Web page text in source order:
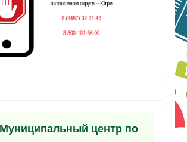
Муниципальный центр по